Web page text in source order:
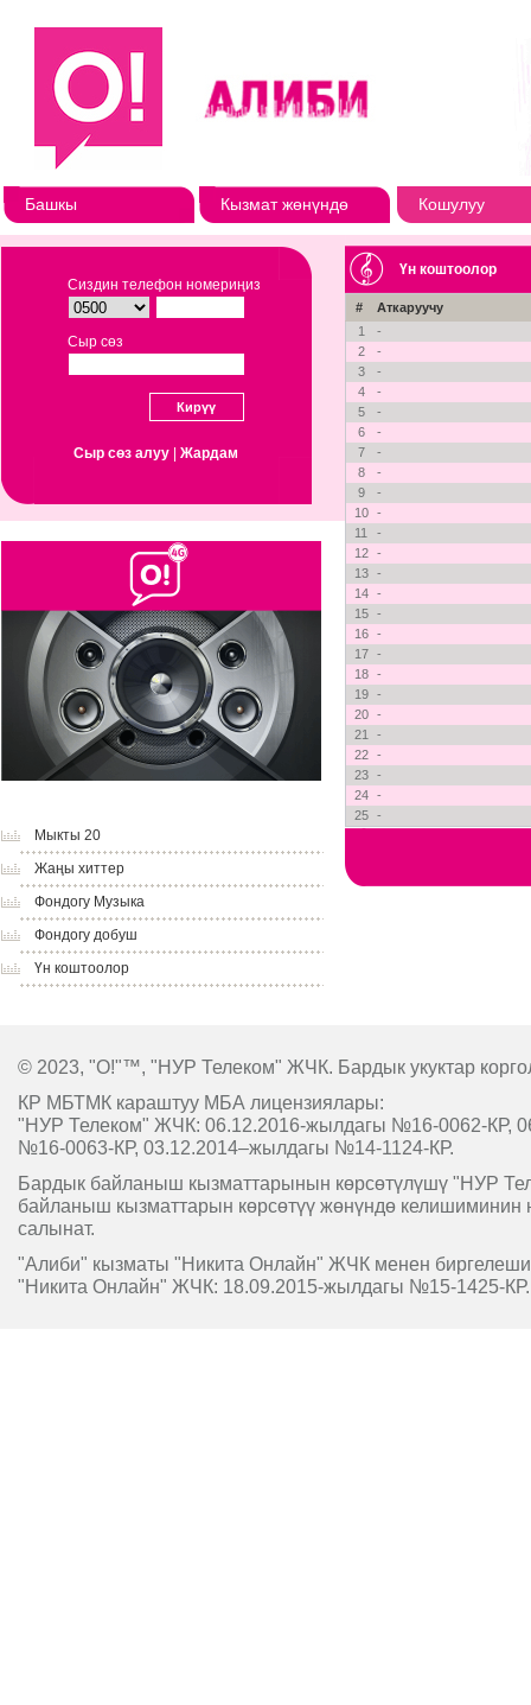
Башкы Кызмат жөнүндө Кошулуу
Сиздин телефон номериңиз
Сыр сөз
Сыр сөз алуу Жардам
Мыкты 20
Жаңы хиттер
Фондогу Музыка
Фондогу добуш
Үн коштоолор
Үн коштоолор
#
Аткаруучу
1
-
2
-
3
-
4
-
5
-
6
-
7
-
8
-
9
-
10
-
11
-
12
-
13
-
14
-
15
-
16
-
17
-
18
-
19
-
20
-
21
-
22
-
23
-
24
-
25
-
© 2023, "O!"™, "НУР Телеком" ЖЧК. Бардык укуктар
КР МБТМК караштуу МБА лицензиялары:
"НУР Телеком" ЖЧК: 06.12.2016-жылдагы №16-0062-КР,
№16-0063-КР, 03.12.2014–жылдагы №14-1124-КР.
Бардык байланыш кызматтарынын көрсөтүлүшү "НУР
байланыш кызматтарын көрсөтүү жөнүндө келишиминин
салынат.
"Алиби" кызматы "Никита Онлайн" ЖЧК менен
"Никита Онлайн" ЖЧК: 18.09.2015-жылдагы №15-1425-КР.